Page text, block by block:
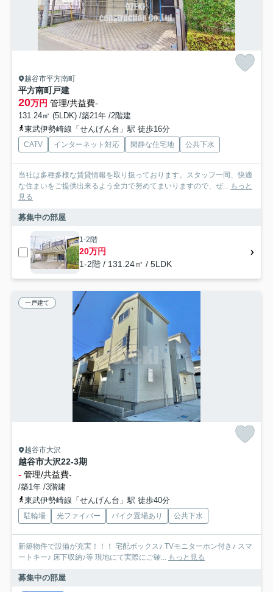
越谷市平方南町
平方南町戸建
20万円 管理/共益費-
131.24㎡ (5LDK) /築21年 /2階建
東武伊勢崎線「せんげん台」駅 徒歩16分
CATV インターネット対応 閑静な住宅地 公共下水
当社は多種多様な賃貸情報を取り扱っております。スタッフ一同、快適
な住まいをご提供出来るよう全力で努めてまいりますので、ぜ... もっと
見る
募集中の部屋
1-2階
20万円
1-2階 / 131.24㎡ / 5LDK
一戸建て
越谷市大沢
越谷市大沢22-3期
- 管理/共益費-
/築1年 /3階建
東武伊勢崎線「せんげん台」駅 徒歩40分
駐輪場 光ファイバー バイク置場あり 公共下水
新築物件で設備が充実！！！ 宅配ボックス♪ TVモニターホン付き♪ スマ
ートキー♪ 床下収納♪等 現地にて実際にご確... もっと見る
募集中の部屋